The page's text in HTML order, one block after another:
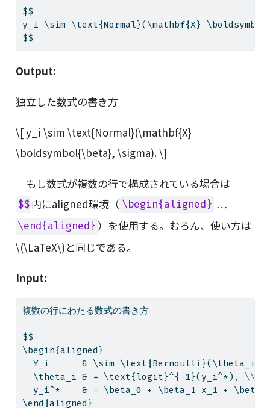
$$
y_i \sim \text{Normal}(\mathbf{X}
$$
Output:
独立した数式の書き方
\[ y_i \sim \text{Normal}(\mathbf{X}
\boldsymbol{\beta}, \sigma). \]
もし数式が複数の行で構成されている場合は
$$内にaligned環境（ \begin{aligned} …
\end{aligned} ）を使用する。むろん、使い方は
\(\LaTeX\)と同じである。
Input:
複数の行にわたる数式の書き方
$$
\begin{aligned}
Y_i      & \sim
  \theta_i & = \text{logit}^{-1}(y_i^*),
\\
y_i^*    & = \beta_0 + \beta_1 x_1 +
\end{aligned}